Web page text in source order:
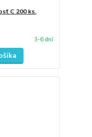
C 200 ks.
3-6 dní